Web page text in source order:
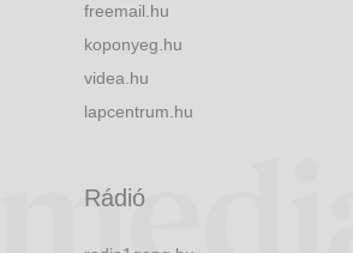
freemail.hu
koponyeg.hu
videa.hu
lapcentrum.hu
Rádió